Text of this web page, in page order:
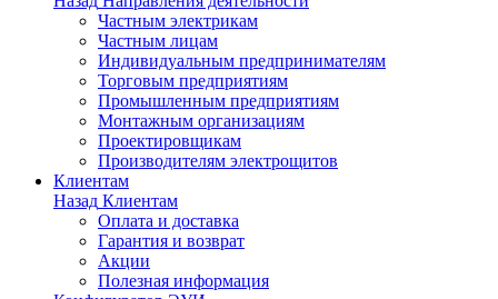
Частным электрикам
Частным лицам
Индивидуальным предпринимателям
Торговым предприятиям
Промышленным предприятиям
Монтажным организациям
Проектировщикам
Производителям электрощитов
Клиентам
Назад Клиентам
Оплата и доставка
Гарантия и возврат
Акции
Полезная информация